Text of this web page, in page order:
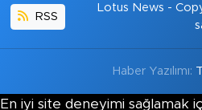
RSS
Lotus News -
Haber Yazılımı:
En iyi site deneyimi sağlamak